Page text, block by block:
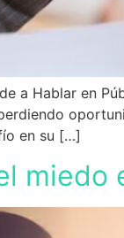
a Hablar en
en su […]
miedo